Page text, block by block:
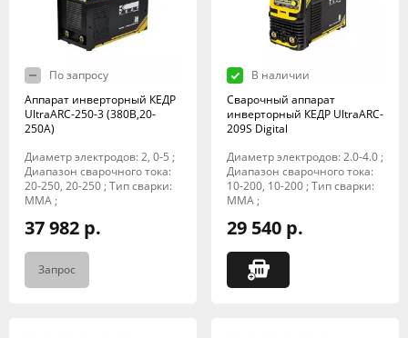
По запросу
Аппарат инверторный КЕДР
UltraARC-250-3 (380В,20-
250А)
Диаметр электродов: 2, 0-5 ;
Диапазон сварочного тока:
20-250, 20-250 ; Тип сварки:
MMA ;
37 982 р.
Запрос
В наличии
Сварочный аппарат
инверторный КЕДР UltraARC-
209S Digital
Диаметр электродов: 2.0-4.0 ;
Диапазон сварочного тока:
10-200, 10-200 ; Тип сварки:
MMA ;
29 540 р.